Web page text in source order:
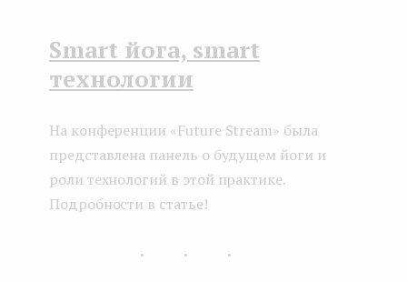
Smart йога, smart
технологии
На конференции «Future Stream» была
представлена панель о будущем йоги и
роли технологий в этой практике.
Подробности в статье!
...